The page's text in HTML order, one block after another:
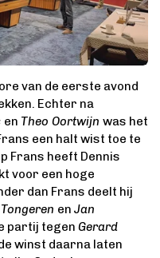
van de eerste avond
Echter na
en Theo Oortwijn was het
een halt wist toe te
Frans heeft Dennis
voor een hoge
dan Frans deelt hij
en Jan
partij tegen Gerard
winst daarna laten